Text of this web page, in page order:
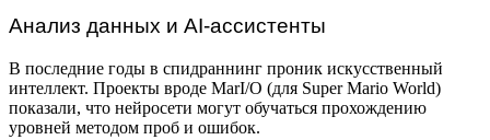
Анализ данных и AI-ассистенты
В последние годы в спидраннинг проник искусственный
интеллект. Проекты вроде MarI/O (для Super Mario World)
показали, что нейросети могут обучаться прохождению
уровней методом проб и ошибок.